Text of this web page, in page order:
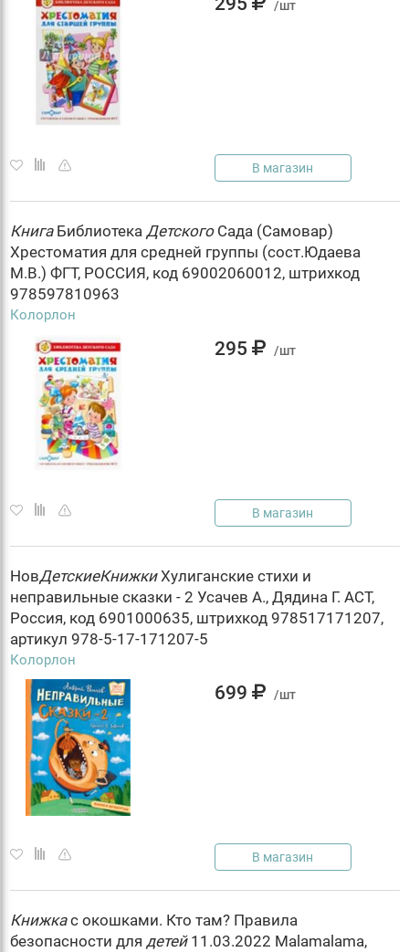
/шт
В магазин
КнигаБиблиотека ДетскогоСада (Самовар)
Хрестоматия для средней группы (сост.Юдаева
М.В.) ФГТ, РОССИЯ, код 69002060012, штрихкод
978597810963
Колорлон
295 /шт
В магазин
НовДетскиеКнижкиХулиганские стихи и
неправильные сказки - 2 Усачев А., Дядина Г. АСТ,
Россия, код 6901000635, штрихкод 978517171207,
артикул 978-5-17-171207-5
Колорлон
699 /шт
В магазин
Книжкас окошками. Кто там? Правила
безопасности для детей11.03.2022 Malamalama,